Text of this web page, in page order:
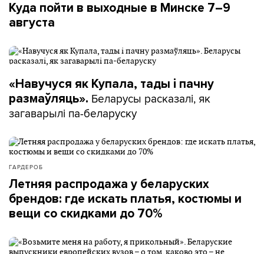
Куда пойти в выходные в Минске 7–9
августа
«Навучуся як Купала, тады і пачну
размаўляць». Беларусы расказалі, як
загаварылі па-беларуску
ГАРДЕРОБ
Летняя распродажа у беларуских
брендов: где искать платья, костюмы и
вещи со скидками до 70%